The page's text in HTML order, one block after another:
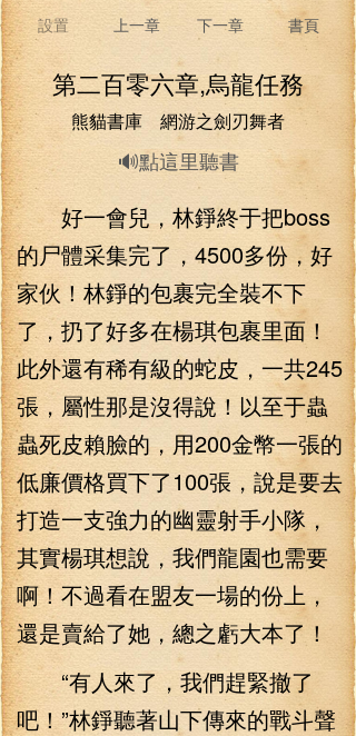
設置 上一章 下一章 書頁
第二百零六章,烏龍任務
熊貓書庫 網游之劍刃舞者
🔊點這里聽書
好一會兒，林錚終于把boss
的尸體采集完了，4500多份，好
家伙！林錚的包裹完全裝不下
了，扔了好多在楊琪包裹里面！
此外還有稀有級的蛇皮，一共245
張，屬性那是沒得說！以至于蟲
蟲死皮賴臉的，用200金幣一張的
低廉價格買下了100張，說是要去
打造一支強力的幽靈射手小隊，
其實楊琪想說，我們龍園也需要
啊！不過看在盟友一場的份上，
還是賣給了她，總之虧大本了！
“有人來了，我們趕緊撤了
吧！”林錚聽著山下傳來的戰斗聲